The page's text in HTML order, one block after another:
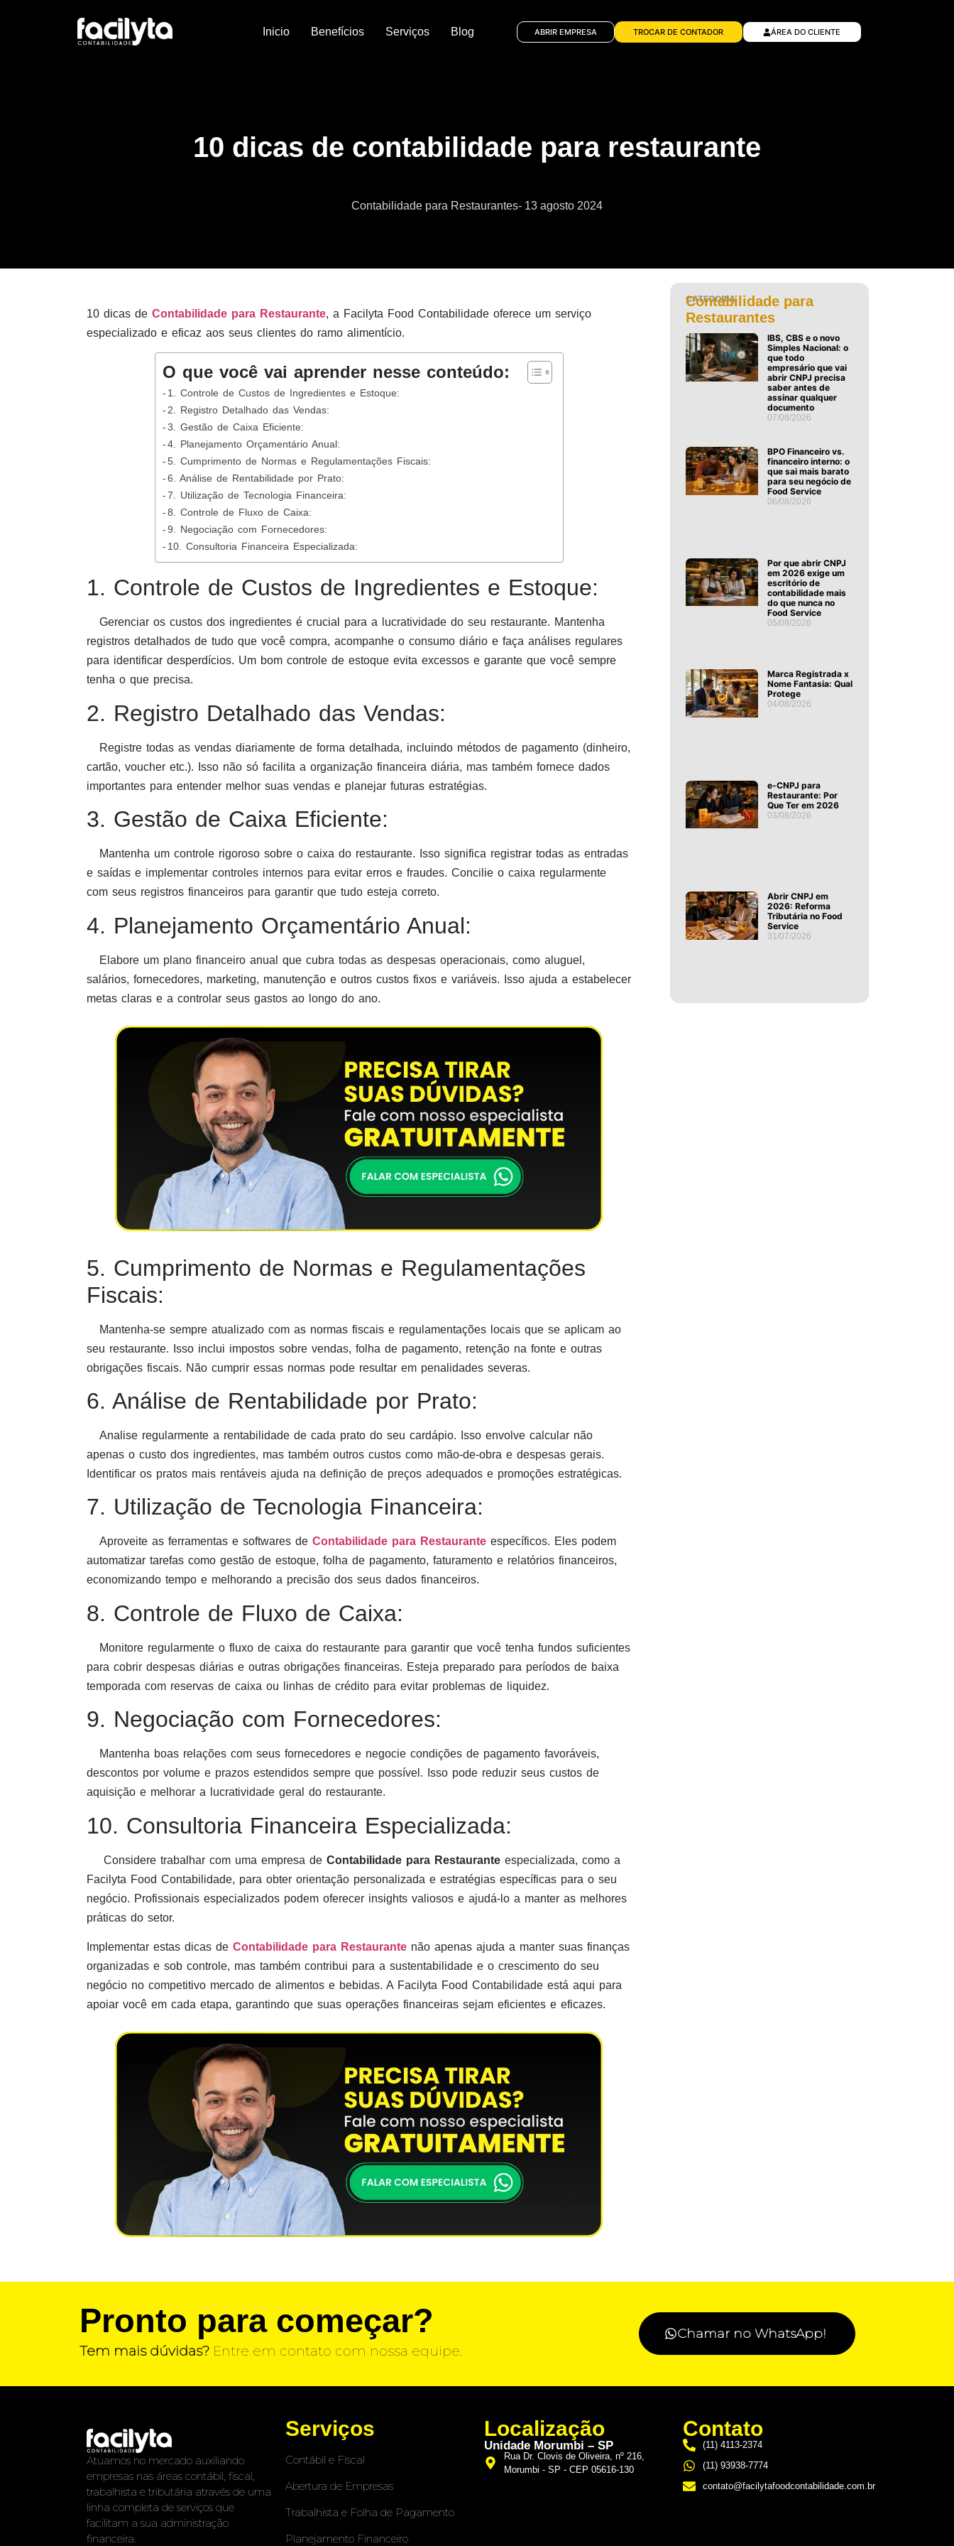
Inicio Benefícios Serviços Blog ABRIR EMPRESA TROCAR DE CONTADOR ÁREA DO CLIENTE
10 dicas de contabilidade para restaurante
Contabilidade para Restaurantes- 13 agosto 2024
10 dicas de Contabilidade para Restaurante, a Facilyta Food Contabilidade oferece um serviço
especializado e eficaz aos seus clientes do ramo alimentício.
O que você vai aprender nesse conteúdo:
1. Controle de Custos de Ingredientes e Estoque:
2. Registro Detalhado das Vendas:
3. Gestão de Caixa Eficiente:
4. Planejamento Orçamentário Anual:
5. Cumprimento de Normas e Regulamentações Fiscais:
6. Análise de Rentabilidade por Prato:
7. Utilização de Tecnologia Financeira:
8. Controle de Fluxo de Caixa:
9. Negociação com Fornecedores:
10. Consultoria Financeira Especializada:
1. Controle de Custos de Ingredientes e Estoque:
Gerenciar os custos dos ingredientes é crucial para a lucratividade do seu restaurante. Mantenha
registros detalhados de tudo que você compra, acompanhe o consumo diário e faça análises regulares
para identificar desperdícios. Um bom controle de estoque evita excessos e garante que você sempre
tenha o que precisa.
2. Registro Detalhado das Vendas:
Registre todas as vendas diariamente de forma detalhada, incluindo métodos de pagamento (dinheiro,
cartão, voucher etc.). Isso não só facilita a organização financeira diária, mas também fornece dados
importantes para entender melhor suas vendas e planejar futuras estratégias.
3. Gestão de Caixa Eficiente:
Mantenha um controle rigoroso sobre o caixa do restaurante. Isso significa registrar todas as entradas
e saídas e implementar controles internos para evitar erros e fraudes. Concilie o caixa regularmente
com seus registros financeiros para garantir que tudo esteja correto.
4. Planejamento Orçamentário Anual:
Elabore um plano financeiro anual que cubra todas as despesas operacionais, como aluguel,
salários, fornecedores, marketing, manutenção e outros custos fixos e variáveis. Isso ajuda a estabelecer
metas claras e a controlar seus gastos ao longo do ano.
5. Cumprimento de Normas e Regulamentações
Fiscais:
Mantenha-se sempre atualizado com as normas fiscais e regulamentações locais que se aplicam ao
seu restaurante. Isso inclui impostos sobre vendas, folha de pagamento, retenção na fonte e outras
obrigações fiscais. Não cumprir essas normas pode resultar em penalidades severas.
6. Análise de Rentabilidade por Prato:
Analise regularmente a rentabilidade de cada prato do seu cardápio. Isso envolve calcular não
apenas o custo dos ingredientes, mas também outros custos como mão-de-obra e despesas gerais.
Identificar os pratos mais rentáveis ajuda na definição de preços adequados e promoções estratégicas.
7. Utilização de Tecnologia Financeira:
Aproveite as ferramentas e softwares de Contabilidade para Restaurante específicos. Eles podem
automatizar tarefas como gestão de estoque, folha de pagamento, faturamento e relatórios financeiros,
economizando tempo e melhorando a precisão dos seus dados financeiros.
8. Controle de Fluxo de Caixa:
Monitore regularmente o fluxo de caixa do restaurante para garantir que você tenha fundos suficientes
para cobrir despesas diárias e outras obrigações financeiras. Esteja preparado para períodos de baixa
temporada com reservas de caixa ou linhas de crédito para evitar problemas de liquidez.
9. Negociação com Fornecedores:
Mantenha boas relações com seus fornecedores e negocie condições de pagamento favoráveis,
descontos por volume e prazos estendidos sempre que possível. Isso pode reduzir seus custos de
aquisição e melhorar a lucratividade geral do restaurante.
10. Consultoria Financeira Especializada:
Considere trabalhar com uma empresa de Contabilidade para Restaurante especializada, como a
Facilyta Food Contabilidade, para obter orientação personalizada e estratégias específicas para o seu
negócio. Profissionais especializados podem oferecer insights valiosos e ajudá-lo a manter as melhores
práticas do setor.
Implementar estas dicas de Contabilidade para Restaurante não apenas ajuda a manter suas finanças
organizadas e sob controle, mas também contribui para a sustentabilidade e o crescimento do seu
negócio no competitivo mercado de alimentos e bebidas. A Facilyta Food Contabilidade está aqui para
apoiar você em cada etapa, garantindo que suas operações financeiras sejam eficientes e eficazes.
CATEGORIA
Contabilidade para
Restaurantes
IBS, CBS e o novo
Simples Nacional: o
que todo
empresário que vai
abrir CNPJ precisa
saber antes de
assinar qualquer
documento
07/08/2026
BPO Financeiro vs.
financeiro interno: o
que sai mais barato
para seu negócio de
Food Service
06/08/2026
Por que abrir CNPJ
em 2026 exige um
escritório de
contabilidade mais
do que nunca no
Food Service
05/08/2026
Marca Registrada x
Nome Fantasia: Qual
Protege
04/08/2026
e-CNPJ para
Restaurante: Por
Que Ter em 2026
03/08/2026
Abrir CNPJ em
2026: Reforma
Tributária no Food
Service
31/07/2026
Pronto para começar?
Tem mais dúvidas? Entre em contato com nossa equipe.
Chamar no WhatsApp!
Atuamos no mercado auxiliando
empresas nas áreas contábil, fiscal,
trabalhista e tributária através de uma
linha completa de serviços que
facilitam a sua administração
financeira.
Serviços
Contábil e Fiscal
Abertura de Empresas
Trabalhista e Folha de Pagamento
Planejamento Financeiro
Localização
Unidade Morumbi – SP
Rua Dr. Clovis de Oliveira, nº 216,
Morumbi - SP - CEP 05616-130
Contato
(11) 4113-2374
(11) 93938-7774
contato@facilytafoodcontabilidade.com.br